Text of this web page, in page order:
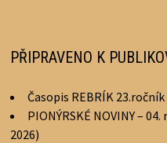
PŘIPRAVENO K
Časopis REBRÍK
PIONÝRSKÉ NOVINY –
2026)